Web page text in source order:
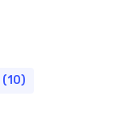
(10)